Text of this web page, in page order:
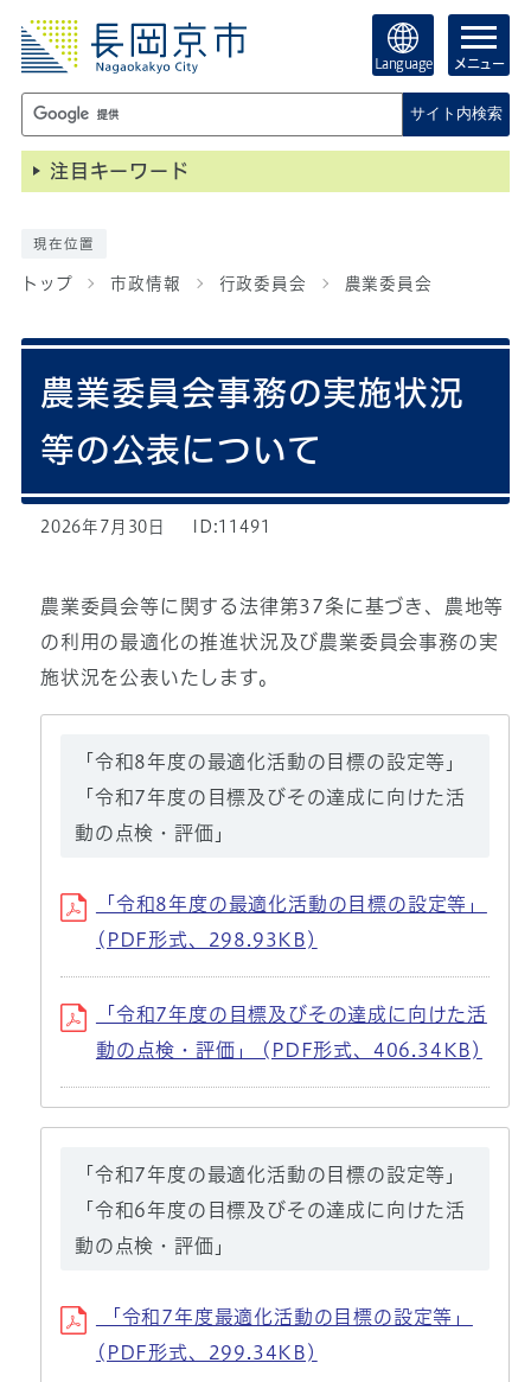
Language メニュー
サイト内検索
注目キーワード
現在位置
トップ 市政情報 行政委員会 農業委員会
農業委員会事務の実施状況
等の公表について
2026年7月30日 ID:11491
農業委員会等に関する法律第37条に基づき、農地等
の利用の最適化の推進状況及び農業委員会事務の実
施状況を公表いたします。
「令和8年度の最適化活動の目標の設定等」
「令和7年度の目標及びその達成に向けた活
動の点検・評価」
「令和8年度の最適化活動の目標の設定等」
(PDF形式、298.93KB)
「令和7年度の目標及びその達成に向けた活
動の点検・評価」 (PDF形式、406.34KB)
「令和7年度の最適化活動の目標の設定等」
「令和6年度の目標及びその達成に向けた活
動の点検・評価」
「令和7年度最適化活動の目標の設定等」
(PDF形式、299.34KB)